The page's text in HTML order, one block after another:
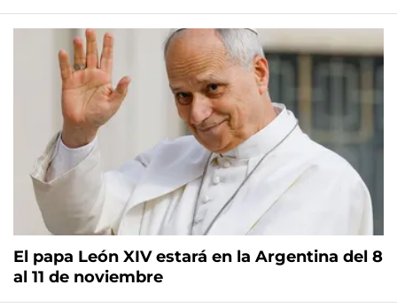
El papa León XIV estará en la Argentina del 8
al 11 de noviembre